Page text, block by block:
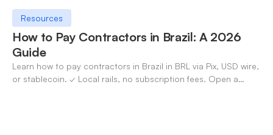
Resources
How to Pay Contractors in Brazil: A 2026
Guide
Learn how to pay contractors in Brazil in BRL via Pix, USD wire,
or stablecoin. ✓ Local rails, no subscription fees. Open a